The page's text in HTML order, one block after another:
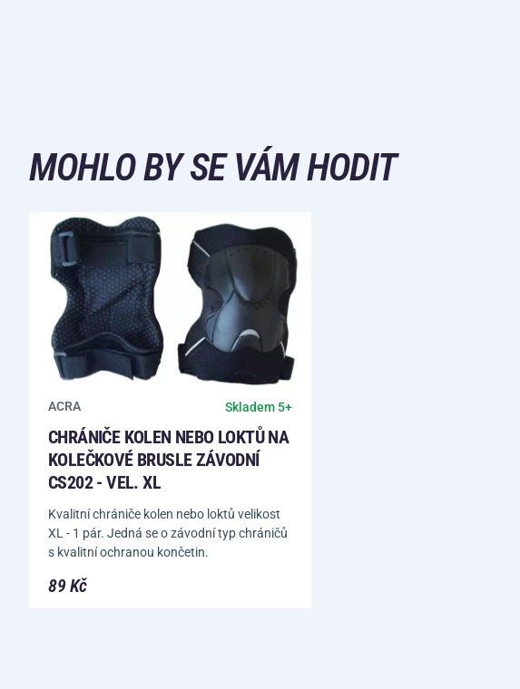
MOHLO BY SE VÁM HODIT
ACRA Skladem 5+
CHRÁNIČE KOLEN NEBO LOKTŮ NA
KOLEČKOVÉ BRUSLE ZÁVODNÍ
CS202 - VEL. XL
Kvalitní chrániče kolen nebo loktů velikost
XL - 1 pár. Jedná se o závodní typ chráničů
s kvalitní ochranou končetin.
89 Kč